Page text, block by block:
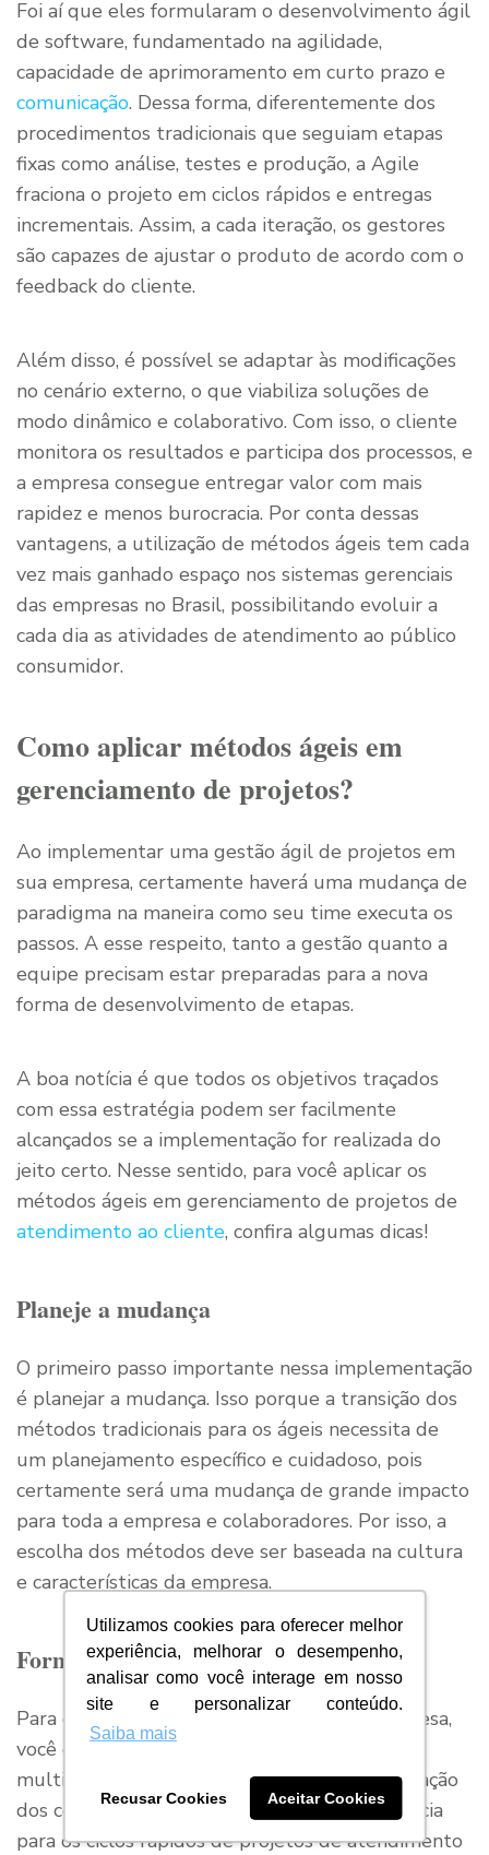
Utilizamos cookies para oferecer melhor
experiência, melhorar o desempenho,
analisar como você interage em nosso
site e personalizar conteúdo.
Saiba mais
Recusar Cookies Aceitar Cookies
Foi aí que eles formularam o desenvolvimento ágil
de software, fundamentado na agilidade,
capacidade de aprimoramento em curto prazo e
comunicação. Dessa forma, diferentemente dos
procedimentos tradicionais que seguiam etapas
fixas como análise, testes e produção, a Agile
fraciona o projeto em ciclos rápidos e entregas
incrementais. Assim, a cada iteração, os gestores
são capazes de ajustar o produto de acordo com o
feedback do cliente.
Além disso, é possível se adaptar às modificações
no cenário externo, o que viabiliza soluções de
modo dinâmico e colaborativo. Com isso, o cliente
monitora os resultados e participa dos processos, e
a empresa consegue entregar valor com mais
rapidez e menos burocracia. Por conta dessas
vantagens, a utilização de métodos ágeis tem cada
vez mais ganhado espaço nos sistemas gerenciais
das empresas no Brasil, possibilitando evoluir a
cada dia as atividades de atendimento ao público
consumidor.
Como aplicar métodos ágeis em
gerenciamento de projetos?
Ao implementar uma gestão ágil de projetos em
sua empresa, certamente haverá uma mudança de
paradigma na maneira como seu time executa os
passos. A esse respeito, tanto a gestão quanto a
equipe precisam estar preparadas para a nova
forma de desenvolvimento de etapas.
A boa notícia é que todos os objetivos traçados
com essa estratégia podem ser facilmente
alcançados se a implementação for realizada do
jeito certo. Nesse sentido, para você aplicar os
métodos ágeis em gerenciamento de projetos de
atendimento ao cliente, confira algumas dicas!
Planeje a mudança
O primeiro passo importante nessa implementação
é planejar a mudança. Isso porque a transição dos
métodos tradicionais para os ágeis necessita de
um planejamento específico e cuidadoso, pois
certamente será uma mudança de grande impacto
para toda a empresa e colaboradores. Por isso, a
escolha dos métodos deve ser baseada na cultura
e características da empresa.
Forme equipes multidisciplinares
Para construir uma cultura ágil em sua empresa,
você deverá investir na formação de equipes
multidisciplinares, pois essa forma de qualificação
dos colaboradores permite uma maior eficiência
para os ciclos rápidos de projetos de atendimento